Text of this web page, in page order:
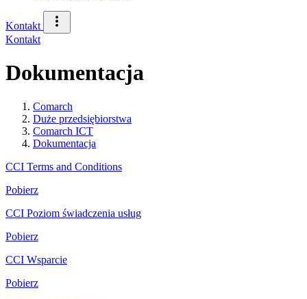
Kontakt
Kontakt
Dokumentacja
Comarch
Duże przedsiębiorstwa
Comarch ICT
Dokumentacja
CCI Terms and Conditions
Pobierz
CCI Poziom świadczenia usług
Pobierz
CCI Wsparcie
Pobierz